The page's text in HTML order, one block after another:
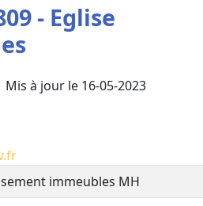
- Eglise
Mis à jour le 16-05-2023
immeubles MH